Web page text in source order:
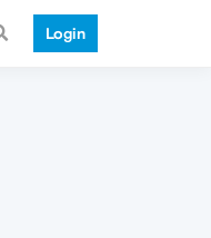
Login